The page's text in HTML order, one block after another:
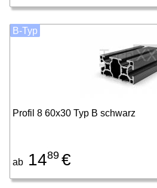
Profil 8 60x30 Typ B schwarz
ab 1489 €
B-Typ